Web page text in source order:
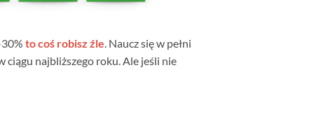
to coś robisz źle . Naucz się w pełni
najbliższego roku. Ale jeśli nie